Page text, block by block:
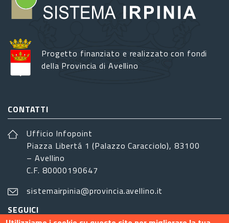
Progetto finanziato e realizzato con fondi
della Provincia di Avellino
CONTATTI
Ufficio Infopoint
Piazza Libertá 1 (Palazzo Caracciolo), 83100
– Avellino
C.F. 80000190647
sistemairpinia@provincia.avellino.it
SEGUICI